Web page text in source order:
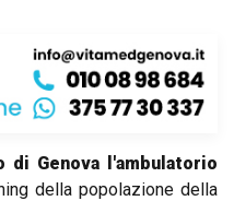
Genova l'ambulatorio
della popolazione della